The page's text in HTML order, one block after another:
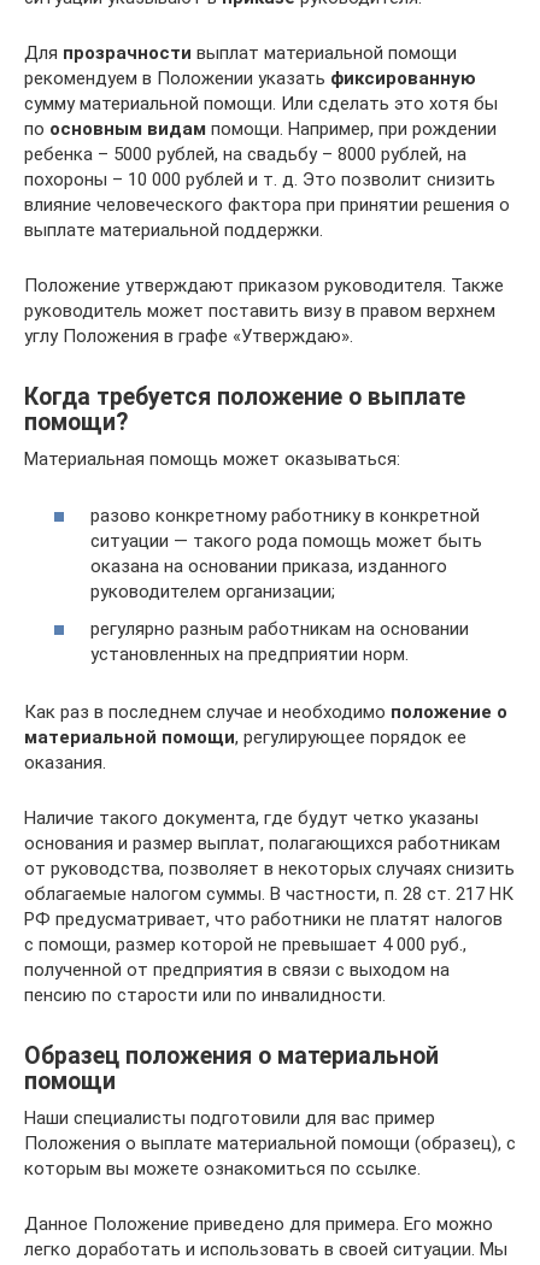
Для прозрачности выплат материальной помощи
рекомендуем в Положении указать фиксированную
сумму материальной помощи. Или сделать это хотя бы
по основным видам помощи. Например, при рождении
ребенка – 5000 рублей, на свадьбу – 8000 рублей, на
похороны – 10 000 рублей и т. д. Это позволит снизить
влияние человеческого фактора при принятии решения о
выплате материальной поддержки.
Положение утверждают приказом руководителя. Также
руководитель может поставить визу в правом верхнем
углу Положения в графе «Утверждаю».
Когда требуется положение о выплате
помощи?
Материальная помощь может оказываться:
разово конкретному работнику в конкретной
ситуации — такого рода помощь может быть
оказана на основании приказа, изданного
руководителем организации;
регулярно разным работникам на основании
установленных на предприятии норм.
Как раз в последнем случае и необходимо положение о
материальной помощи, регулирующее порядок ее
оказания.
Наличие такого документа, где будут четко указаны
основания и размер выплат, полагающихся работникам
от руководства, позволяет в некоторых случаях снизить
облагаемые налогом суммы. В частности, п. 28 ст. 217 НК
РФ предусматривает, что работники не платят налогов
с помощи, размер которой не превышает 4 000 руб.,
полученной от предприятия в связи с выходом на
пенсию по старости или по инвалидности.
Образец положения о материальной
помощи
Наши специалисты подготовили для вас пример
Положения о выплате материальной помощи (образец), с
которым вы можете ознакомиться по ссылке.
Данное Положение приведено для примера. Его можно
легко доработать и использовать в своей ситуации. Мы